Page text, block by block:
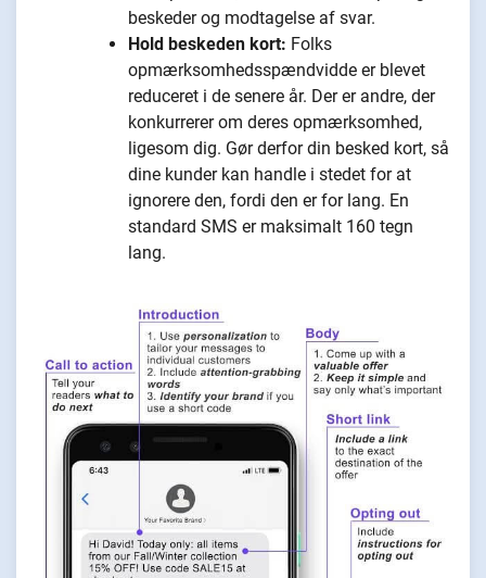
beskeder og modtagelse af svar.
Hold beskeden kort: Folks
opmærksomhedsspændvidde er blevet
reduceret i de senere år. Der er andre, der
konkurrerer om deres opmærksomhed,
ligesom dig. Gør derfor din besked kort, så
dine kunder kan handle i stedet for at
ignorere den, fordi den er for lang. En
standard SMS er maksimalt 160 tegn
lang.